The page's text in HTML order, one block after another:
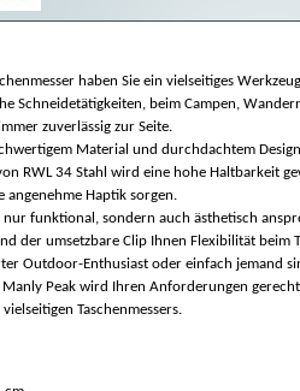
haben Sie ein vielseitiges
Schneidetätigkeiten, beim Campen,
zuverlässig zur Seite.
Material und durchdachtem
RWL 34 Stahl wird eine hohe Haltbarkeit
angenehme Haptik sorgen.
nur funktional, sondern auch ästhetisch
der umsetzbare Clip Ihnen Flexibilität beim
Outdoor-Enthusiast oder einfach jemand
Peak wird Ihren Anforderungen
Taschenmessers.